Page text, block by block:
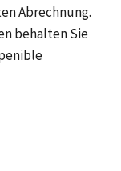
Abrechnung.
behalten Sie